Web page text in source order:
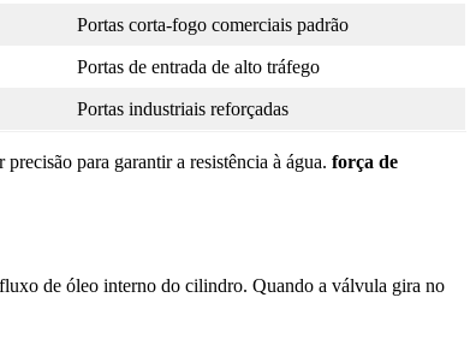
Portas corta-fogo comerciais padrão
Portas de entrada de alto tráfego
Portas industriais reforçadas
para garantir a resistência à água. força de
de óleo interno do cilindro. Quando a válvula gira no